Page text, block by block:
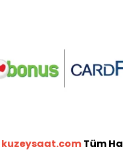
kuzeysaat.comTüm